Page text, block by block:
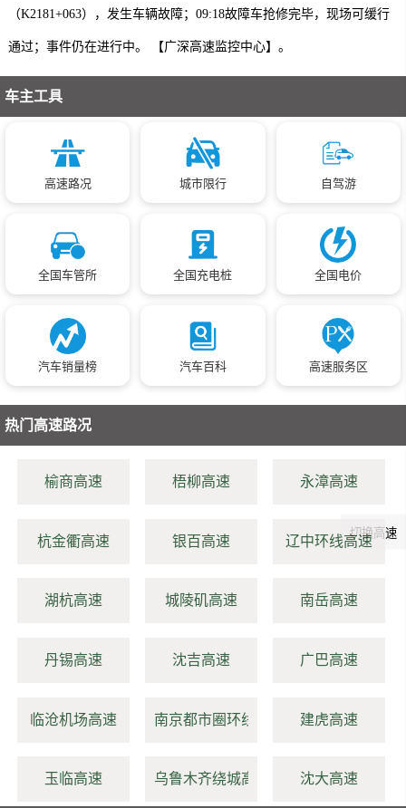
切换高速
（K2181+063），发生车辆故障；09:18故障车抢修完毕，现场可缓行
通过；事件仍在进行中。 【广深高速监控中心】。
车主工具
高速路况 城市限行 自驾游
全国车管所 全国充电桩 全国电价
汽车销量榜 汽车百科 高速服务区
热门高速路况
榆商高速 梧柳高速 永漳高速
杭金衢高速 银百高速 辽中环线高速
湖杭高速 城陵矶高速 南岳高速
丹锡高速 沈吉高速 广巴高速
临沧机场高速 南京都市圈环线高速 建虎高速
玉临高速 乌鲁木齐绕城高速 沈大高速